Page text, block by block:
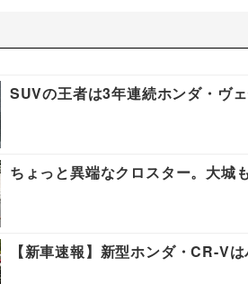
SUVの王者は3年連続ホンダ・ヴ
ちょっと異端なクロスター。大城
【新車速報】新型ホンダ・CR-V